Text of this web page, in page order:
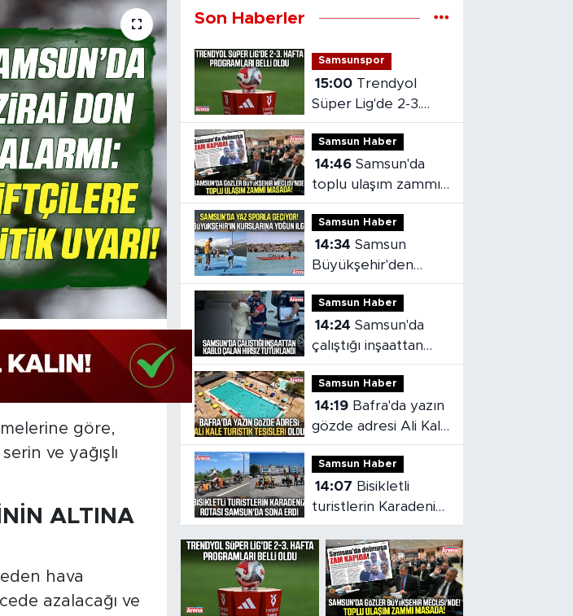
göre,
ve yağışlı
ALTINA
hava
azalacağı ve
Son Haberler
Samsunspor
15:00
Süper Lig'de 2-3.
hafta programları
belli oldu
Samsun Haber
14:46 Samsun'da
toplu ulaşım zammı
mecliste!
Samsun Haber
14:34 Samsun
Büyükşehir'den
ücretsiz spor
kursları!
Samsun Haber
14:24 Samsun'da
çalıştığı inşaattan
kablo çalan hırsız
tutuklandı
Samsun Haber
14:19
gözde adresi Ali Kale
Turistik Tesisleri
Samsun Haber
14:07
turistlerin Karadeniz
rotası Samsun'da
sona erdi